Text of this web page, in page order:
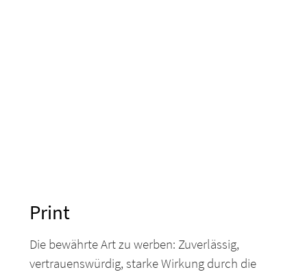
Print
Die bewährte Art zu werben: Zuverlässig,
vertrauenswürdig, starke Wirkung durch die